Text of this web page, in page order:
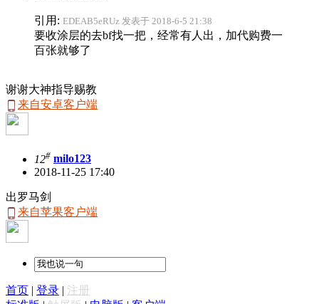
引用: EDEAB5eRUz 发表于 2018-6-5 21:38
要收涂层的去bf找一把，经常有人出，加代购费一
百张就够了
谢谢大神指导赐教
来自安卓客户端
12# milo123
2018-11-25 17:40
出罗马剑
来自苹果客户端
首页 | 登录 | 注册